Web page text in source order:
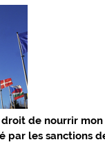
droit de nourrir
par les sanctions